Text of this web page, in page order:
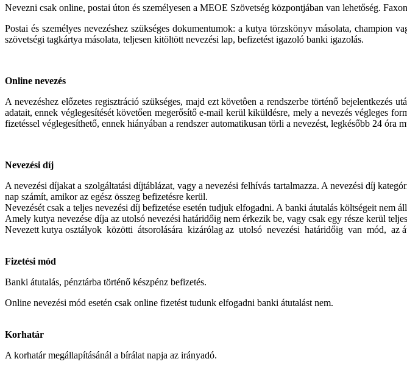
Nevezni csak online, postai úton és személyesen a MEOE Szövetség központjában van lehetőség.
Postai és személyes nevezéshez szükséges dokumentumok: a kutya törzskönyv másolata,
szövetségi tagkártya másolata, teljesen kitöltött nevezési lap, befizetést igazoló banki igazolás.
Online nevezés
A nevezéshez előzetes regisztráció szükséges, majd ezt követôen a rendszerbe történő
adatait, ennek véglegesítését követően megerősítő e-mail kerül kiküldésre, mely a nevezés végleges
fizetéssel véglegesíthető, ennek hiányában a rendszer automatikusan törli a nevezést, legkésőbb 24 óra
Nevezési díj
A nevezési díjakat a szolgáltatási díjtáblázat, vagy a nevezési felhívás tartalmazza. A nevezési díj
nap számít, amikor az egész összeg befizetésre kerül.
Nevezését csak a teljes nevezési díj befizetése esetén tudjuk elfogadni. A banki átutalás költségeit
Amely kutya nevezése díja az utolsó nevezési határidőig nem érkezik be, vagy csak egy része kerül
Nevezett kutya osztályok közötti átsorolására kizárólag az utolsó nevezési határidőig van mód, az
Fizetési mód
Banki átutalás, pénztárba történő készpénz befizetés.
Online nevezési mód esetén csak online fizetést tudunk elfogadni banki átutalást nem.
Korhatár
A korhatár megállapításánál a bírálat napja az irányadó.